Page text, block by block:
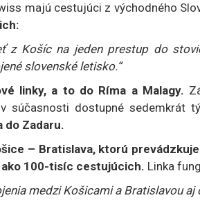
majú cestujúci z východného
z Košíc na jeden prestup do
slovenské letisko.“
linky, a to do Ríma a Malagy.
súčasnosti dostupné sedemkrát
do Zadaru.
– Bratislava, ktorú
100-tisíc cestujúcich. Linka
medzi Košicami a Bratislavou